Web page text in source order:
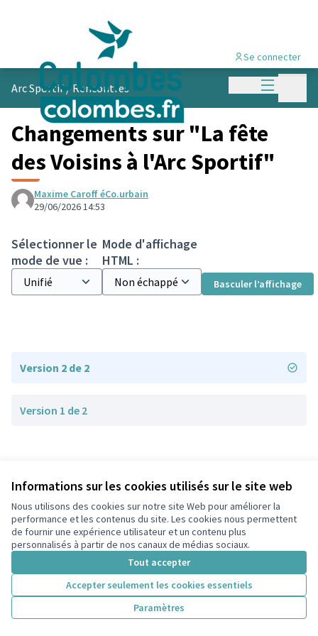
Informations sur les cookies utilisés sur le site web
Nous utilisons des cookies sur notre site Web pour améliorer la
performance et les contenus du site. Les cookies nous permettent
de fournir une expérience utilisateur et un contenu plus
personnalisés à partir de nos canaux de médias sociaux.
Tout accepter
Accepter seulement les cookies essentiels
Paramètres
Menu
Se connecter
Arc Sportif/ Rencontres
Changements sur "La fête
des Voisins à l'Arc Sportif"
Maxime Caroff éCo.urbain
29/06/2026 14:53
Sélectionner le
mode de vue :
Mode d'affichage
HTML :
Basculer l’affichage
Version 2 de 2
Version 1 de 2
Conditions d'utilisation
Paramètres des cookies
participons.colombes.fr sur Facebook
(Lien externe)
Site réalisé grâce aulogiciel libre Decidim .
Licence
(Lien